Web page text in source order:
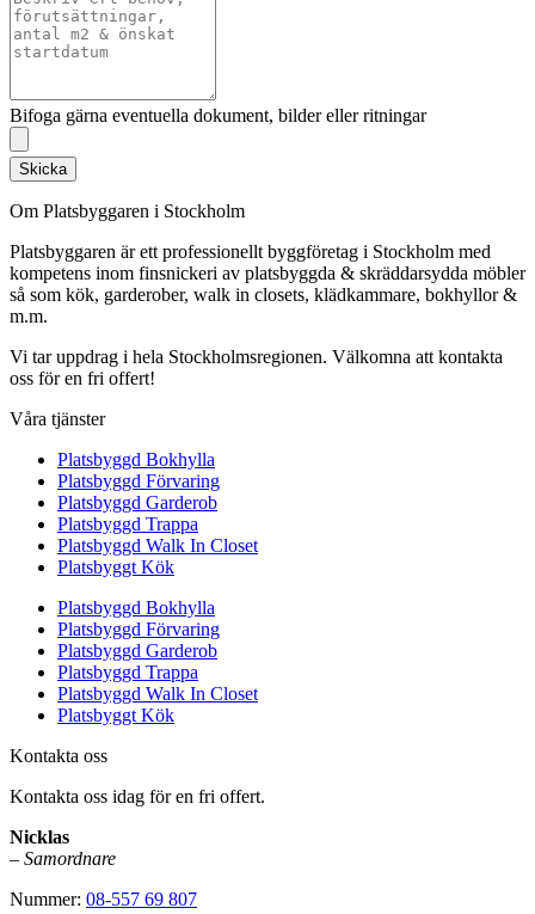
Bifoga gärna eventuella dokument, bilder eller ritningar
Skicka
Om Platsbyggaren i Stockholm
Platsbyggaren är ett professionellt byggföretag i Stockholm med
kompetens inom finsnickeri av platsbyggda & skräddarsydda möbler
så som kök, garderober, walk in closets, klädkammare, bokhyllor &
m.m.
Vi tar uppdrag i hela Stockholmsregionen. Välkomna att kontakta
oss för en fri offert!
Våra tjänster
Platsbyggd Bokhylla
Platsbyggd Förvaring
Platsbyggd Garderob
Platsbyggd Trappa
Platsbyggd Walk In Closet
Platsbyggt Kök
Platsbyggd Bokhylla
Platsbyggd Förvaring
Platsbyggd Garderob
Platsbyggd Trappa
Platsbyggd Walk In Closet
Platsbyggt Kök
Kontakta oss
Kontakta oss idag för en fri offert.
Nicklas
– Samordnare
Nummer: 08-557 69 807